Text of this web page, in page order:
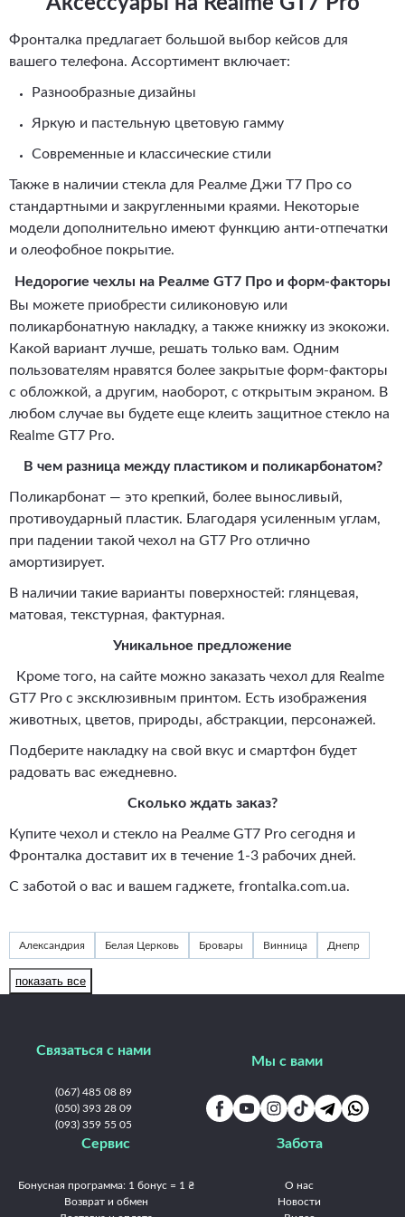
Фронталка предлагает большой выбор кейсов для
вашего телефона. Ассортимент включает:
Разнообразные дизайны
Яркую и пастельную цветовую гамму
Современные и классические стили
Также в наличии стекла для Реалме Джи Т7 Про со
стандартными и закругленными краями. Некоторые
модели дополнительно имеют функцию анти-отпечатки
и олеофобное покрытие.
Недорогие чехлы на Реалме GT7 Про и форм-факторы
Вы можете приобрести силиконовую или
поликарбонатную накладку, а также книжку из экокожи.
Какой вариант лучше, решать только вам. Одним
пользователям нравятся более закрытые форм-факторы
с обложкой, а другим, наоборот, с открытым экраном. В
любом случае вы будете еще клеить защитное стекло на
Realme GT7 Pro.
В чем разница между пластиком и поликарбонатом?
Поликарбонат — это крепкий, более выносливый,
противоударный пластик. Благодаря усиленным углам,
при падении такой чехол на GT7 Pro отлично
амортизирует.
В наличии такие варианты поверхностей: глянцевая,
матовая, текстурная, фактурная.
Уникальное предложение
Кроме того, на сайте можно заказать чехол для Realme
GT7 Pro с эксклюзивным принтом. Есть изображения
животных, цветов, природы, абстракции, персонажей.
Подберите накладку на свой вкус и смартфон будет
радовать вас ежедневно.
Сколько ждать заказ?
Купите чехол и стекло на Реалме GT7 Pro сегодня и
Фронталка доставит их в течение 1-3 рабочих дней.
С заботой о вас и вашем гаджете, frontalka.com.ua.
Александрия Белая Церковь Бровары Винница Днепр
Житомир Запорожье
Мукачево Николаев Одесса
Харьков Херсон Хмельницкий Черкассы
показать все
Связаться с нами
(067) 485 08 89
(050) 393 28 09
(093) 359 55 05
Мы с вами
Сервис
Бонусная программа: 1 бонус = 1 ₴
Возврат и обмен
Забота
О нас
Новости